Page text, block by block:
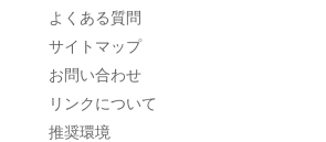
よくある質問
サイトマップ
お問い合わせ
リンクについて
推奨環境